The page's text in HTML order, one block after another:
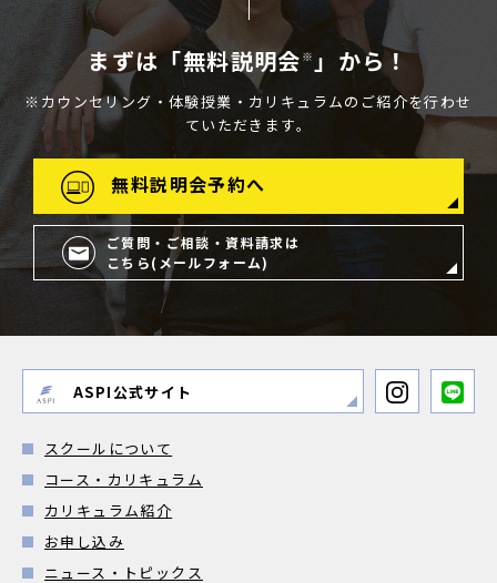
まずは「無料説明会 ※ 」から！
※カウンセリング・体験授業・カリキュラムのご紹介を行わせ
ていただきます。
無料説明会予約へ
ご質問・ご相談・資料請求は
こちら(メールフォーム)
ASPI公式サイト
スクールについて
コース・カリキュラム
カリキュラム紹介
お申し込み
ニュース・トピックス